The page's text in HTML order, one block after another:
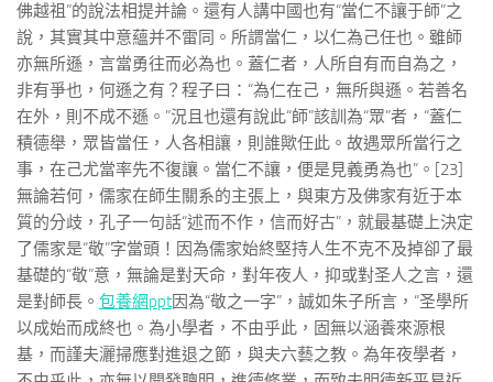
佛越祖”的說法相提并論。還有人講中國也有“當仁不讓于師”之
說，其實其中意蘊并不雷同。所謂當仁，以仁為己任也。雖師
亦無所遜，言當勇往而必為也。蓋仁者，人所自有而自為之，
非有爭也，何遜之有？程子曰：“為仁在己，無所與遜。若善名
在外，則不成不遜。”況且也還有說此“師”該訓為“眾”者，“蓋仁
積德舉，眾皆當任，人各相讓，則誰歟任此。故遇眾所當行之
事，在己尤當率先不復讓。當仁不讓，便是見義勇為也”。[23]
無論若何，儒家在師生關系的主張上，與東方及佛家有近于本
質的分歧，孔子一句話“述而不作，信而好古”，就最基礎上決定
了儒家是“敬”字當頭！因為儒家始終堅持人生不克不及掉卻了最
基礎的“敬”意，無論是對天命，對年夜人，抑或對圣人之言，還
是對師長。 包養網ppt因為“敬之一字”，誠如朱子所言，“圣學所
以成始而成終也。為小學者，不由乎此，固無以涵養來源根
基，而謹夫灑掃應對進退之節，與夫六藝之教。為年夜學者，